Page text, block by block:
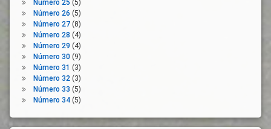
Número 25 (5)
Número 26 (5)
Número 27(8)
Número 28 (4)
Número 29 (4)
Número 30(9)
Número 31 (3)
Número 32(3)
Número 33 (5)
Número 34(5)